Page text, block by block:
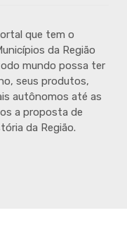
que tem o
da Região
mundo possa ter
seus produtos,
autônomos até as
a proposta de
da Região.